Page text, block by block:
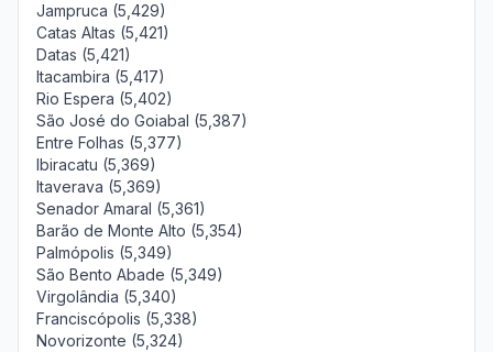
Jampruca (5,429)
Catas Altas (5,421)
Datas (5,421)
Itacambira (5,417)
Rio Espera (5,402)
São José do Goiabal (5,387)
Entre Folhas (5,377)
Ibiracatu (5,369)
Itaverava (5,369)
Senador Amaral (5,361)
Barão de Monte Alto (5,354)
Palmópolis (5,349)
São Bento Abade (5,349)
Virgolândia (5,340)
Franciscópolis (5,338)
Novorizonte (5,324)